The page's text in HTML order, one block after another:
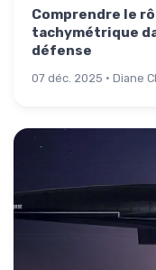
Comprendre le
tachymétrique
défense
07 déc. 2025 · Diane